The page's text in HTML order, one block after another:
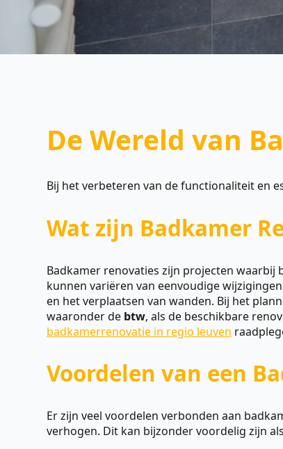
De Wereld van
Bij het verbeteren van de functionaliteit en
Wat zijn Badkamer
Badkamer renovaties zijn projecten
kunnen variëren van eenvoudige
en het verplaatsen van wanden. Bij het
waaronder de btw, als de beschikbare
badkamerrenovatie in regio leuven
Voordelen van een
Er zijn veel voordelen verbonden aan
verhogen. Dit kan bijzonder voordelig zijn